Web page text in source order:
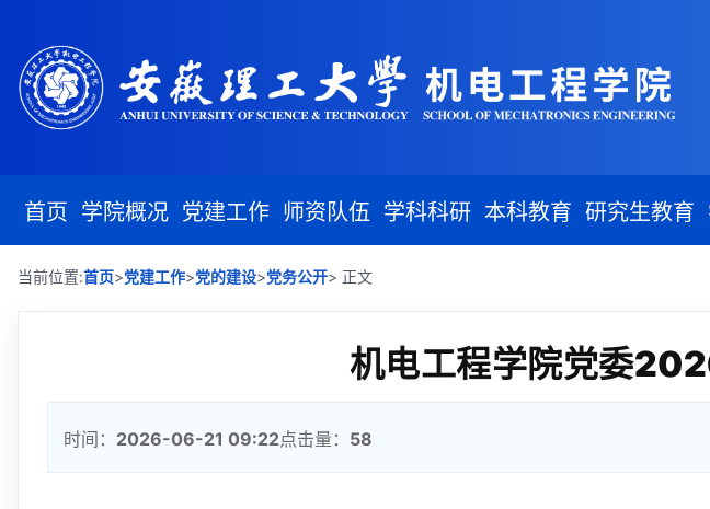
首页 学院概况 党建工作 师资队伍 学科科研 本科教育 研究生教育
当前位置:首页>党建工作>党的建设>党务公开> 正文
机电工程学院党委
时间： 2026-06-21 09:22点击量： 58